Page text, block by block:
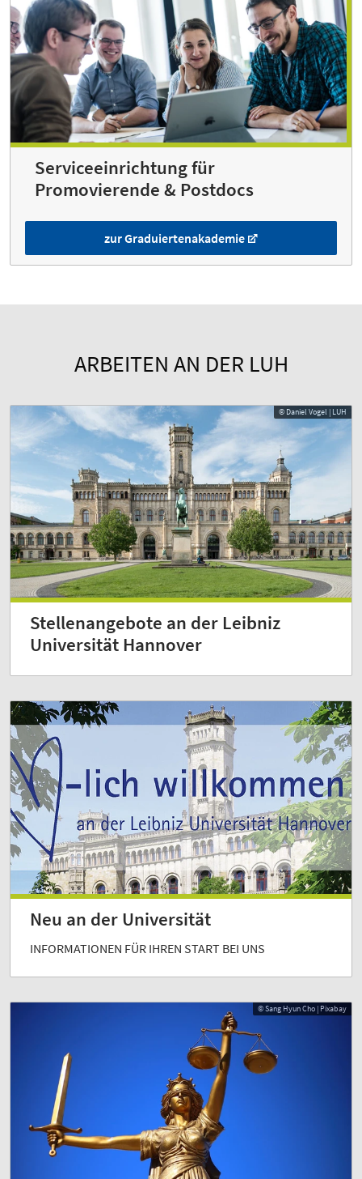
Serviceeinrichtung für
Promovierende & Postdocs
zur Graduiertenakademie
ARBEITEN AN DER LUH
© Daniel Vogel | LUH
Stellenangebote an der Leibniz
Universität Hannover
Neu an der Universität
INFORMATIONEN FÜR IHREN START BEI UNS
© Sang Hyun Cho | Pixabay